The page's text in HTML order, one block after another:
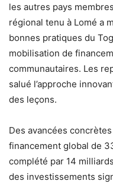
les autres pays
régional tenu à Lomé a
bonnes pratiques du
mobilisation de
communautaires. Les
salué l’approche
des leçons.
Des avancées
financement global de
complété par 14
des investissements